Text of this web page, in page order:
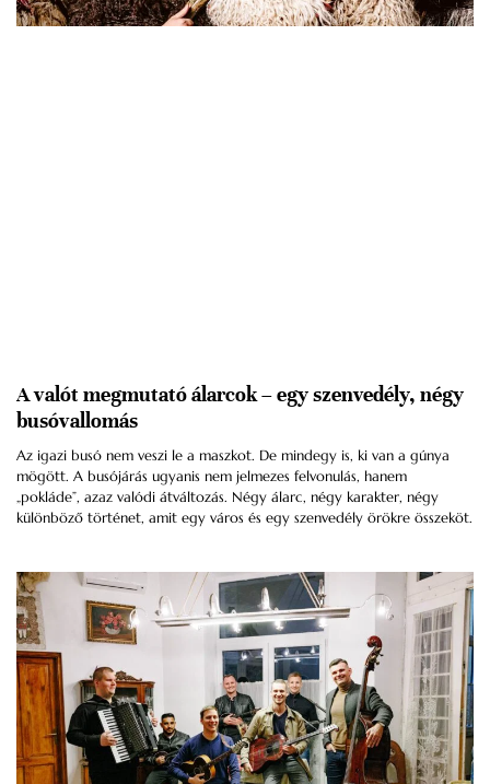
A valót megmutató álarcok – egy szenvedély, négy
busóvallomás
Az igazi busó nem veszi le a maszkot. De mindegy is, ki van a gúnya
mögött. A busójárás ugyanis nem jelmezes felvonulás, hanem
„pokláde”, azaz valódi átváltozás. Négy álarc, négy karakter, négy
különböző történet, amit egy város és egy szenvedély örökre összeköt.